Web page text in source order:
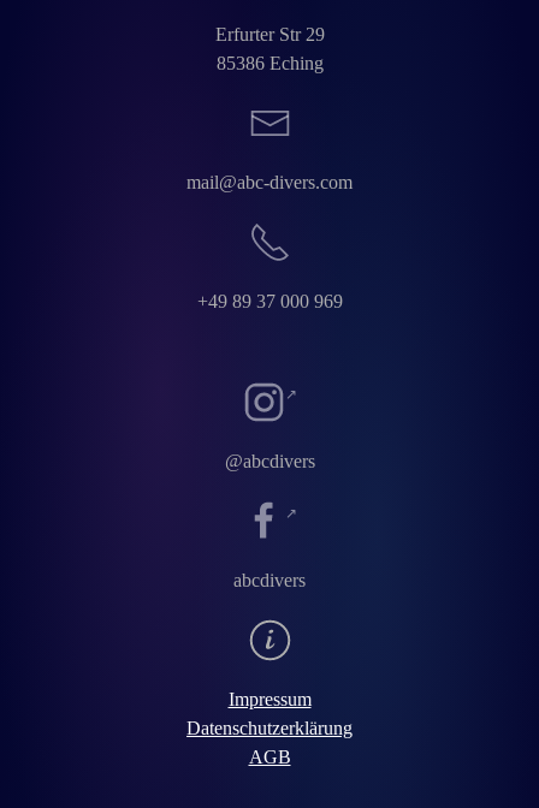
Erfurter Str 29
85386 Eching
mail@abc-divers.com
+49 89 37 000 969
@abcdivers
abcdivers
Impressum
Datenschutzerklärung
AGB